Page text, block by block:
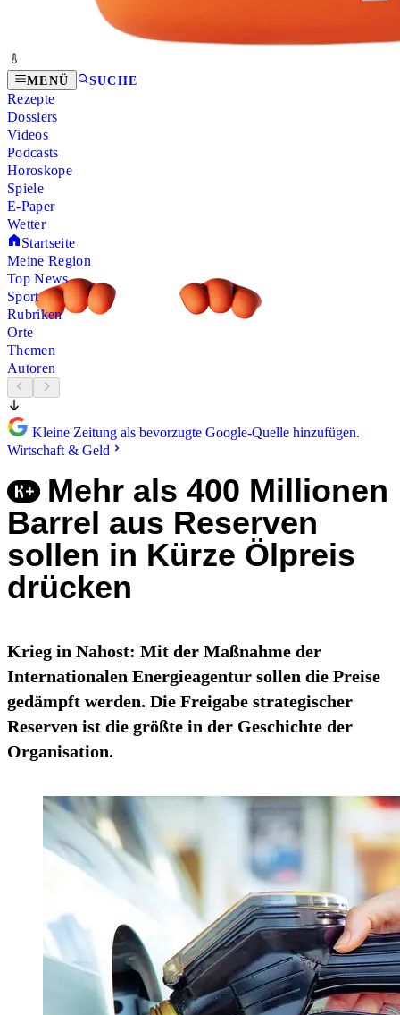
MENÜ SUCHE
Rezepte
Dossiers
Videos
Podcasts
Horoskope
Spiele
E-Paper
Wetter
Startseite
Meine Region
Top News
Sport
Rubriken
Orte
Themen
Autoren
Kleine Zeitung als bevorzugte Google-Quelle hinzufügen.
Wirtschaft & Geld
Mehr als 400 Millionen
Barrel aus Reserven
sollen in Kürze Ölpreis
drücken
Krieg in Nahost: Mit der Maßnahme der
Internationalen Energieagentur sollen die Preise
gedämpft werden. Die Freigabe strategischer
Reserven ist die größte in der Geschichte der
Organisation.